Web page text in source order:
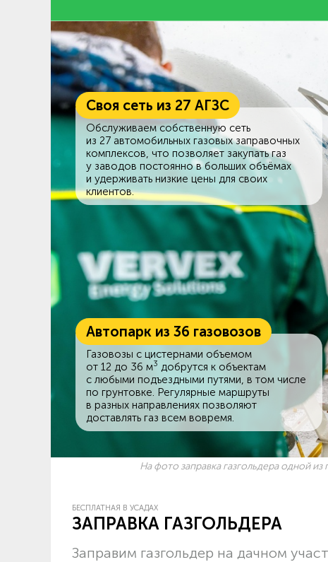
Своя сеть из 27 АГЗС
Обслуживаем собственную сеть
из 27 автомобильных газовых заправочных
комплексов, что позволяет закупать газ
у заводов постоянно в больших объёмах
и удерживать низкие цены для своих
клиентов.
Автопарк из 36 газовозов
Газовозы с цистернами объемом
от 12 до 36 м3 добрутся к объектам
c любыми подъездными путями, в том числе
по грунтовке. Регулярные маршруты
в разных направлениях позволяют
доставлять газ всем вовремя.
На фото заправка газгольдера одной из
БЕСПЛАТНАЯ В УСАДАХ
ЗАПРАВКА ГАЗГОЛЬДЕРА
Заправим газгольдер на дачном